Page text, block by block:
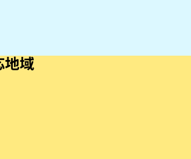
地域